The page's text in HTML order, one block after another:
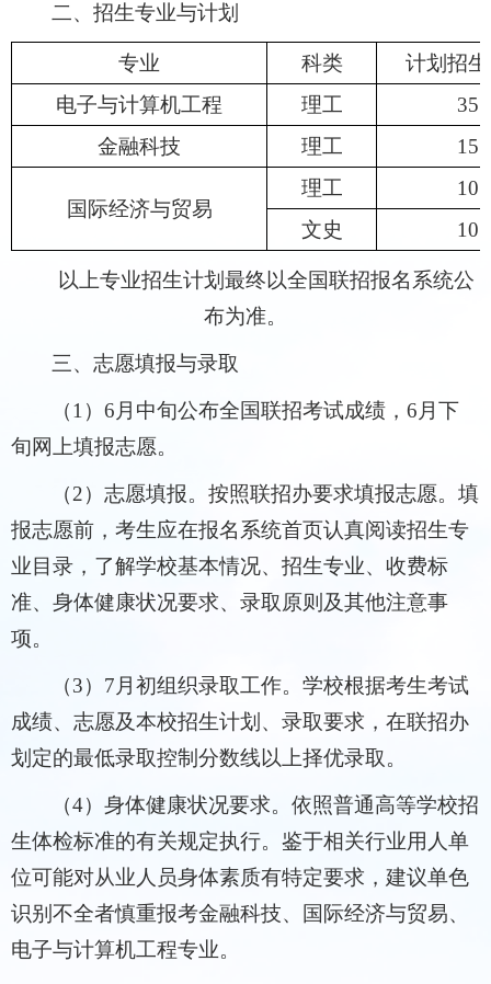
二、招生专业与计划
专业 科类
计划招
电子与计算机工程
理工
35
金融科技
理工 15
国际经济与贸易
理工
10
文史
10
以上专业招生计划最终以全国联招报名系统公
布为准。
三、志愿填报与录取
（1）6月中旬公布全国联招考试成绩，6月下
旬网上填报志愿。
（2）志愿填报。按照联招办要求填报志愿。填
报志愿前，考生应在报名系统首页认真阅读招生专
业目录，了解学校基本情况、招生专业、收费标
准、身体健康状况要求、录取原则及其他注意事
项。
（3）7月初组织录取工作。学校根据考生考试
成绩、志愿及本校招生计划、录取要求，在联招办
划定的最低录取控制分数线以上择优录取。
（4）身体健康状况要求。依照普通高等学校招
生体检标准的有关规定执行。鉴于相关行业用人单
位可能对从业人员身体素质有特定要求，建议单色
识别不全者慎重报考金融科技、国际经济与贸易、
电子与计算机工程专业。